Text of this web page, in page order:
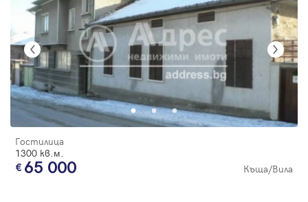
Гостилица
1300 кв.м.
65 000 Къща/Вила